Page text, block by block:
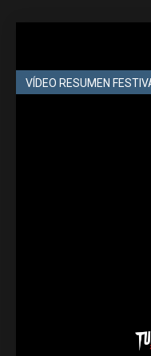
VÍDEO RESUMEN